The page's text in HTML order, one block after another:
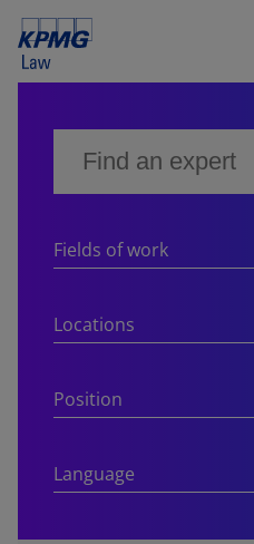
Fields of work
Locations
Position
Language